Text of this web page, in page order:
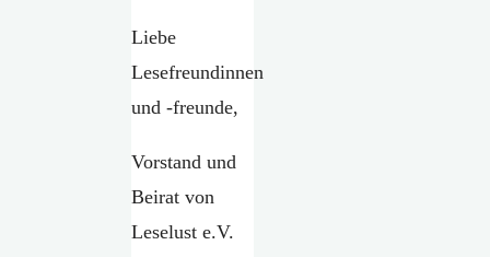
Liebe
Lesefreundinnen
und -freunde,
Vorstand und
Beirat von
Leselust e.V.